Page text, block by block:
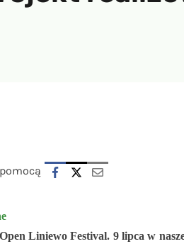
Liniewo Festival. 9 lipca w